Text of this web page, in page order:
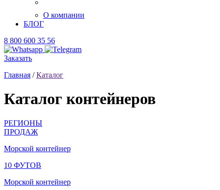
О компании
БЛОГ
8 800 600 35 56
Заказать
Главная /Каталог
Каталог контейнеров
РЕГИОНЫ
ПРОДАЖ
Морской контейнер
10 ФУТОВ
Морской контейнер